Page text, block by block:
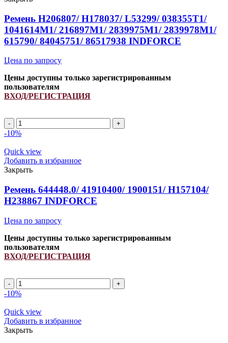
Ремень H206807/ H178037/ L53299/ 038355T1/
1041614M1/ 216897M1/ 2839975M1/ 2839978M1/
615790/ 84045751/ 86517938 INDFORCE
Цена по запросу
Цены доступны только зарегистрированным
пользователям
ВХОД/РЕГИСТРАЦИЯ
Ремень
H206807/
L53299/
038355T1/
1041614M1/
216897M1/
2839975M1/
2839978M1/
615790/
86517938
quantity
-10%
Quick view
Добавить в избранное
Закрыть
Ремень 644448.0/ 41910400/ 1900151/ H157104/
H238867 INDFORCE
Цена по запросу
Цены доступны только зарегистрированным
пользователям
ВХОД/РЕГИСТРАЦИЯ
Ремень
644448.0/
1900151/
H157104/
H238867
INDFORCE
-10%
Quick view
Добавить в избранное
Закрыть